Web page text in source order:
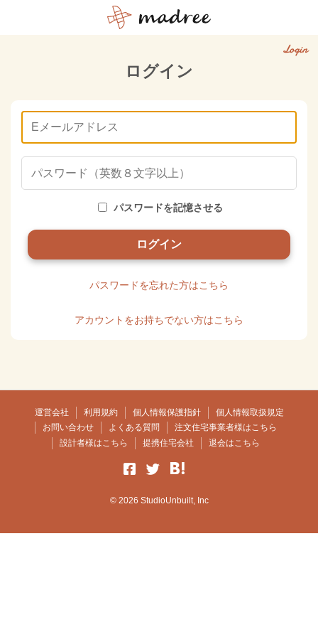
Login
ログイン
パスワードを記憶させる
パスワードを忘れた方はこちら
アカウントをお持ちでない方はこちら
運営会社 利用規約 個人情報保護指針
個人情報取扱規定
お問い合わせ
よくある質問
注文住宅事業者様はこちら
設計者様はこちら
提携住宅会社 退会はこちら
© 2026 StudioUnbuilt, Inc